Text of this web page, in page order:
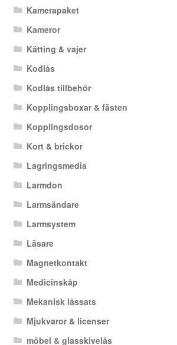
Kamerapaket
Kameror
Kätting & vajer
Kodlås
Kodlås tillbehör
Kopplingsboxar & fästen
Kopplingsdosor
Kort & brickor
Lagringsmedia
Larmdon
Larmsändare
Larmsystem
Läsare
Magnetkontakt
Medicinskåp
Mekanisk låssats
Mjukvaror & licenser
möbel & glasskivelås